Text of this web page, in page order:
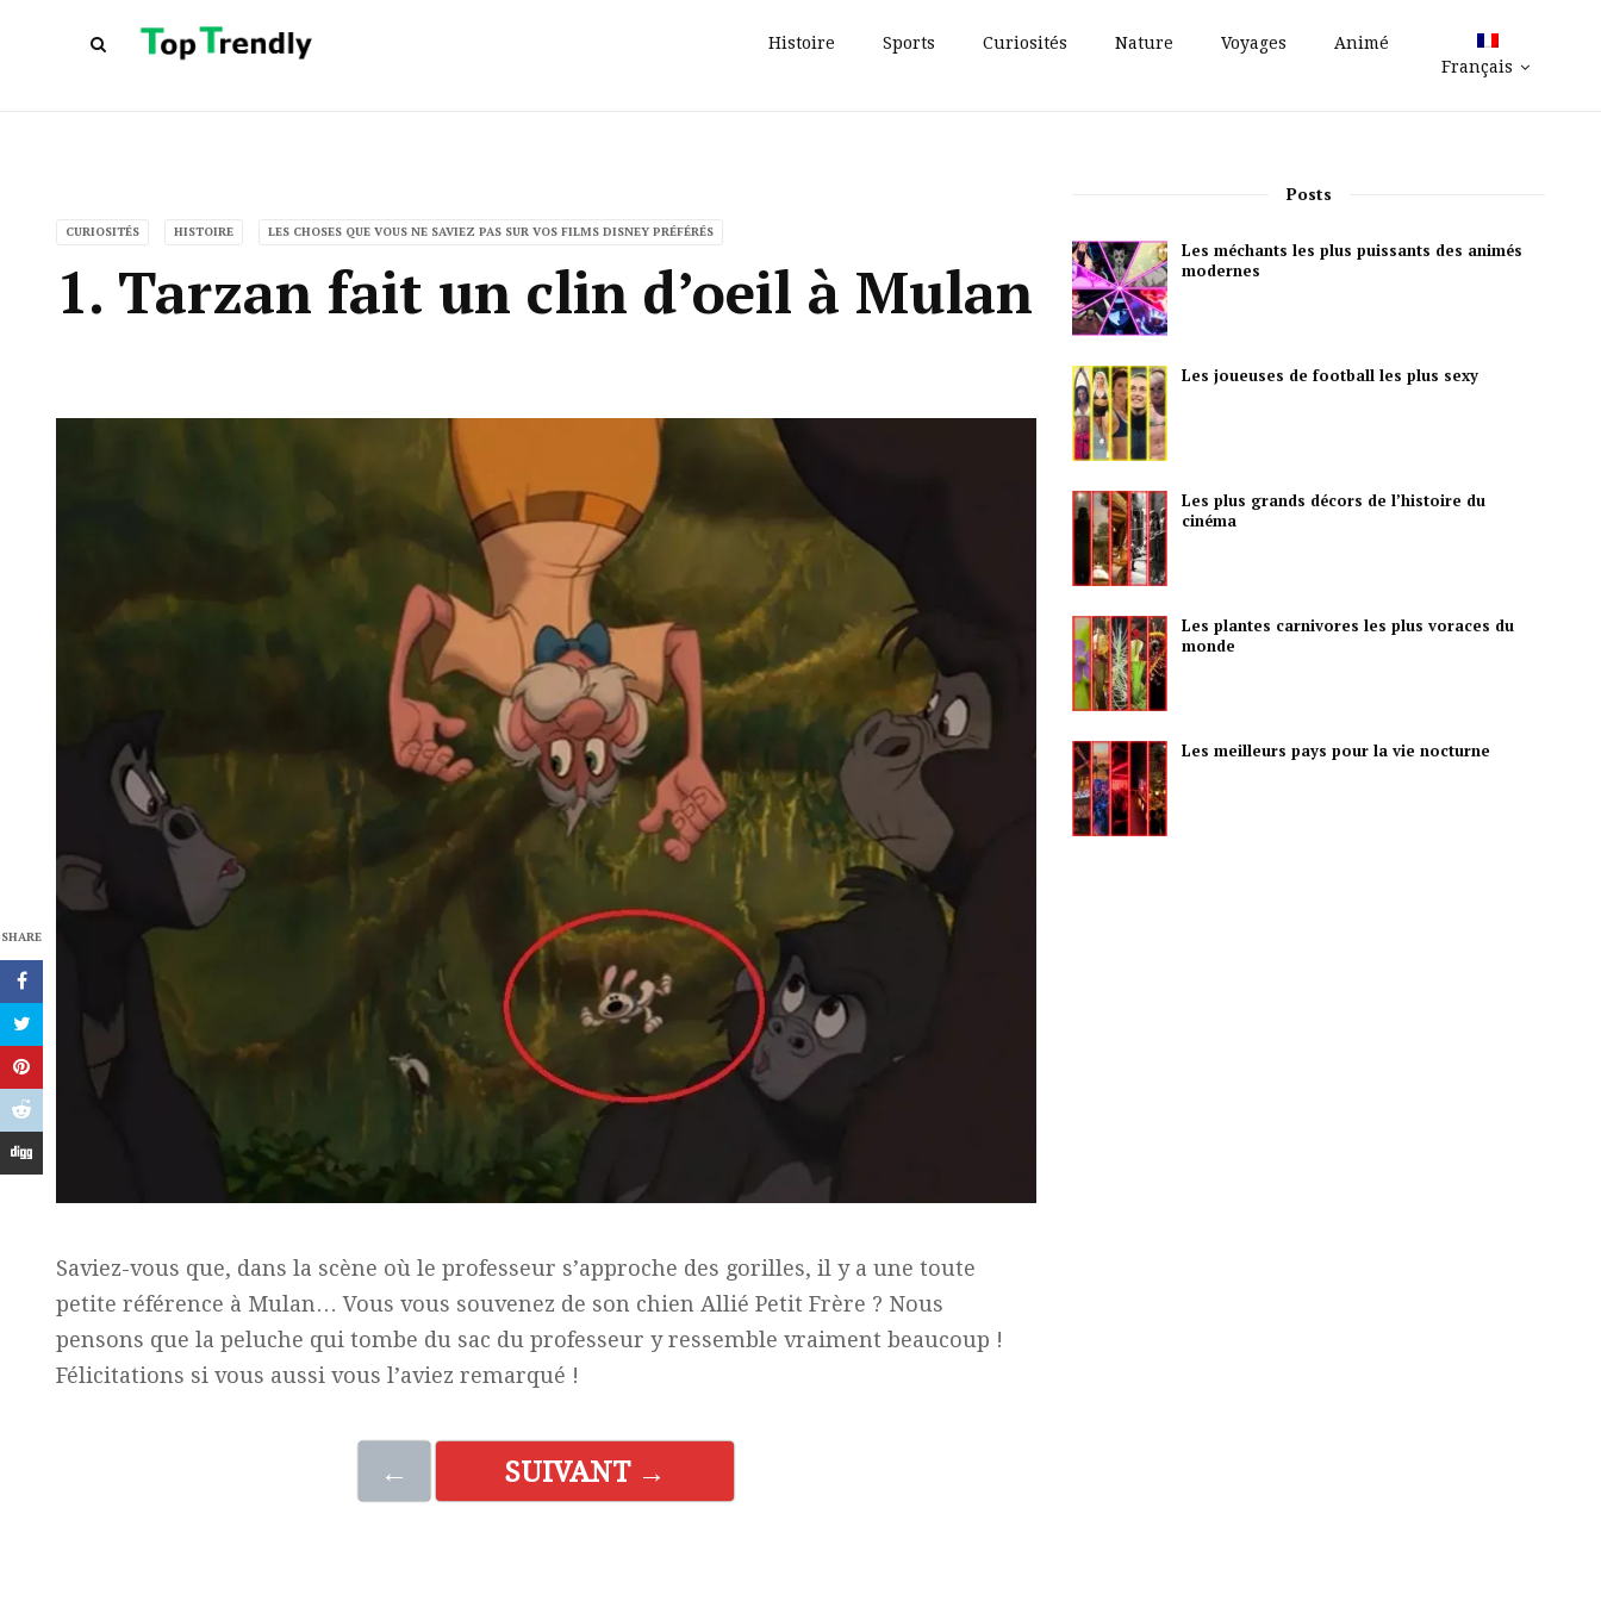
Histoire Sports Curiosités Nature Voyages
Animé
Français
CURIOSITÉS HISTOIRE LES CHOSES QUE VOUS NE SAVIEZ PAS SUR VOS FILMS DISNEY PRÉFÉRÉS
1. Tarzan fait un clin d’oeil à Mulan
SHARE
Saviez-vous que, dans la scène où le professeur s’approche des gorilles, il y a une toute
petite référence à Mulan… Vous vous souvenez de son chien Allié Petit Frère ? Nous
pensons que la peluche qui tombe du sac du professeur y ressemble vraiment beaucoup !
Félicitations si vous aussi vous l’aviez remarqué !
← SUIVANT →
Posts
Les méchants les plus puissants des animés
modernes
Les joueuses de football les plus sexy
Les plus grands décors de l’histoire du
cinéma
Les plantes carnivores les plus voraces du
monde
Les meilleurs pays pour la vie nocturne